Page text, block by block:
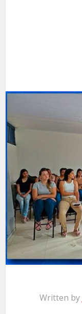
Written by